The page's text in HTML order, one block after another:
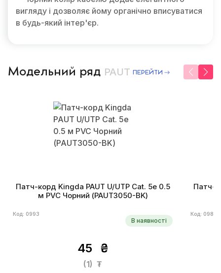
вигляду і дозволяє йому органічно вписуватися
в будь-який інтер'єр.
Модельний ряд PAUT ПЕРЕЙТИ
Патч-корд Kingda PAUT U/UTP Cat. 5e 0.5
м PVC Чорний (PAUT3050-BK)
Код: 0993
В наявності
45 ₴
(1) ₮
Патч-
Код: 0985